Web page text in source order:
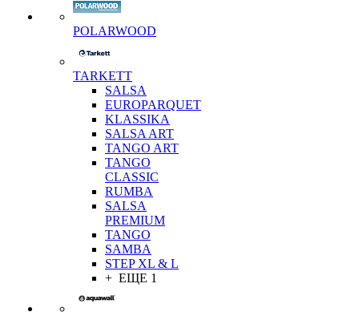
POLARWOOD
TARKETT
SALSA
EUROPARQUET
KLASSIKA
SALSA ART
TANGO ART
TANGO
CLASSIC
RUMBA
SALSA
PREMIUM
TANGO
SAMBA
STEP XL & L
+ ЕЩЕ 1